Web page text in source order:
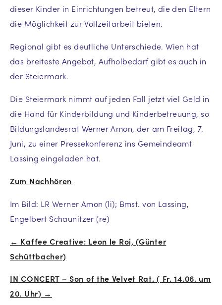
dieser Kinder in Einrichtungen betreut, die den Eltern
die Möglichkeit zur Vollzeitarbeit bieten.
Regional gibt es deutliche Unterschiede. Wien hat
das breiteste Angebot, Aufholbedarf gibt es auch in
der Steiermark.
Die Steiermark nimmt auf jeden Fall jetzt viel Geld in
die Hand für Kinderbildung und Kinderbetreuung, so
Bildungslandesrat Werner Amon, der am Freitag, 7.
Juni, zu einer Pressekonferenz ins Gemeindeamt
Lassing eingeladen hat.
Zum Nachhören
Im Bild: LR Werner Amon (li); Bmst. von Lassing,
Engelbert Schaunitzer (re)
Beitrags-
← Kaffee Creative: Leon le Roi, (Günter
Schüttbacher)
IN CONCERT – Son of the Velvet Rat. ( Fr. 14.06. um
20. Uhr) →